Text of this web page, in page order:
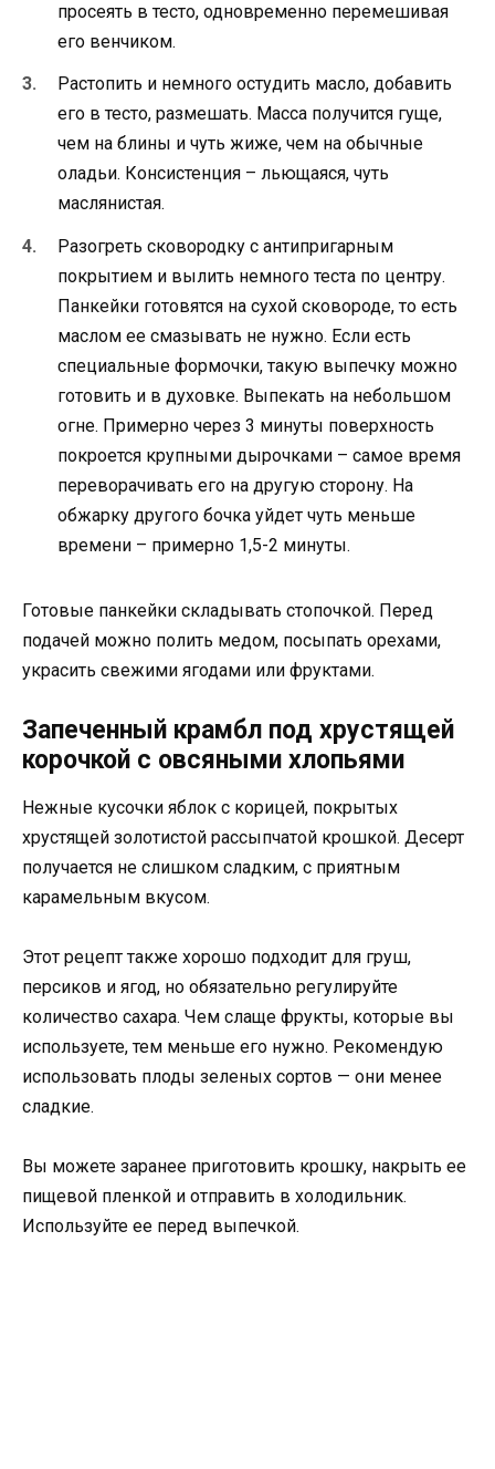
просеять в тесто, одновременно перемешивая
его венчиком.
Растопить и немного остудить масло, добавить
его в тесто, размешать. Масса получится гуще,
чем на блины и чуть жиже, чем на обычные
оладьи. Консистенция – льющаяся, чуть
маслянистая.
Разогреть сковородку с антипригарным
покрытием и вылить немного теста по центру.
Панкейки готовятся на сухой сковороде, то есть
маслом ее смазывать не нужно. Если есть
специальные формочки, такую выпечку можно
готовить и в духовке. Выпекать на небольшом
огне. Примерно через 3 минуты поверхность
покроется крупными дырочками – самое время
переворачивать его на другую сторону. На
обжарку другого бочка уйдет чуть меньше
времени – примерно 1,5-2 минуты.
Готовые панкейки складывать стопочкой. Перед
подачей можно полить медом, посыпать орехами,
украсить свежими ягодами или фруктами.
Запеченный крамбл под хрустящей
корочкой с овсяными хлопьями
Нежные кусочки яблок с корицей, покрытых
хрустящей золотистой рассыпчатой крошкой. Десерт
получается не слишком сладким, с приятным
карамельным вкусом.
Этот рецепт также хорошо подходит для груш,
персиков и ягод, но обязательно регулируйте
количество сахара. Чем слаще фрукты, которые вы
используете, тем меньше его нужно. Рекомендую
использовать плоды зеленых сортов — они менее
сладкие.
Вы можете заранее приготовить крошку, накрыть ее
пищевой пленкой и отправить в холодильник.
Используйте ее перед выпечкой.